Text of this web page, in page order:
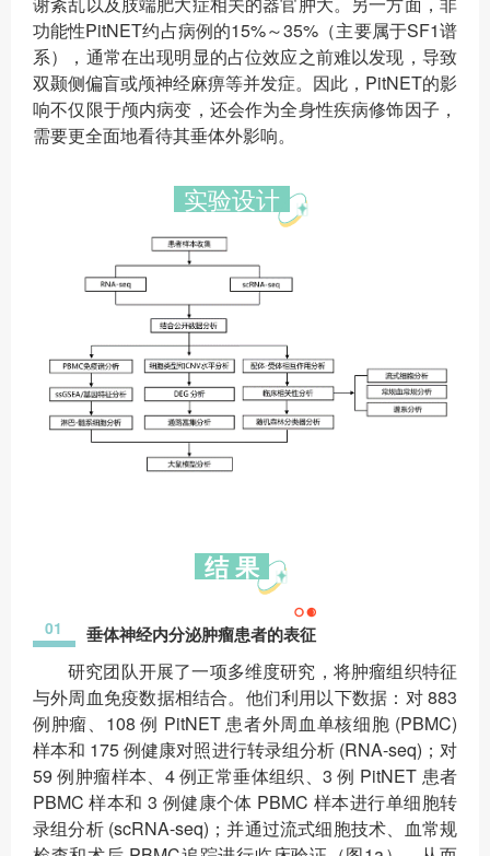
功能性PitNET约占病例的15%～35%（主要属于SF1谱
系），通常在出现明显的占位效应之前难以发现，导致
双颞侧偏盲或颅神经麻痹等并发症。因此，PitNET的影
响不仅限于颅内病变，还会作为全身性疾病修饰因子，
需要更全面地看待其垂体外影响。
实验设计
结 果
01 垂体神经内分泌肿瘤患者的表征
研究团队开展了一项多维度研究，将肿瘤组织特征
与外周血免疫数据相结合。他们利用以下数据：对 883
例肿瘤、108 例 PitNET 患者外周血单核细胞 (PBMC)
样本和 175 例健康对照进行转录组分析 (RNA-seq)；对
59 例肿瘤样本、4 例正常垂体组织、3 例 PitNET 患者
PBMC 样本和 3 例健康个体 PBMC 样本进行单细胞转
录组分析 (scRNA-seq)；并通过流式细胞技术、血常规